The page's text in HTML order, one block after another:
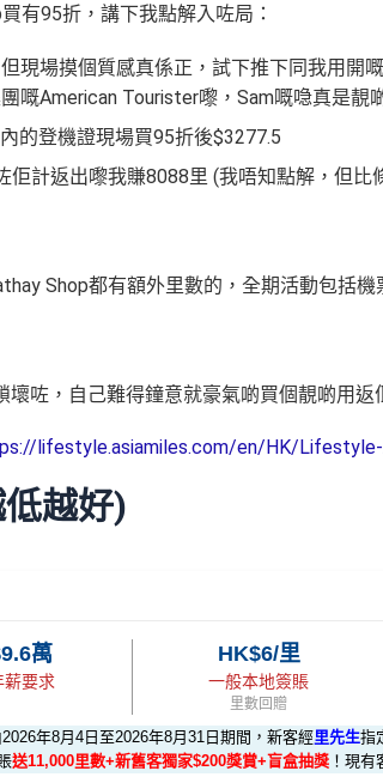
有95折，講下我點解入咗局：
現場摸個質感真係正，試下推下同我用開
嘅American Tourister嚟，Sam嘅喼真是靚
的登機證現場買95折後$3277.5
計返出嚟我賺8088里 (我唔知點解，但比
Shop都有額外里數的，全期活動包括
壞咗，自己難得鐘意就豪氣啲買個靚啲用返
lifestyle.asiamiles.com/en/HK/
越好)
萬
薪要求
HK$6/里
一般本地簽賬
里數回贈
2026年8月4日至2026年8月31日期間，新客經里先生指
送11,000里數+新舊客獨家$200獎賞+盲盒抽獎 ！現有